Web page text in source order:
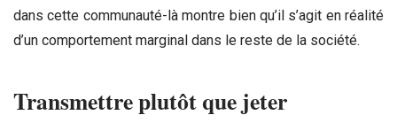
dans cette communauté-là montre bien qu’il s’agit en réalité
d’un comportement marginal dans le reste de la société.
Transmettre plutôt que jeter